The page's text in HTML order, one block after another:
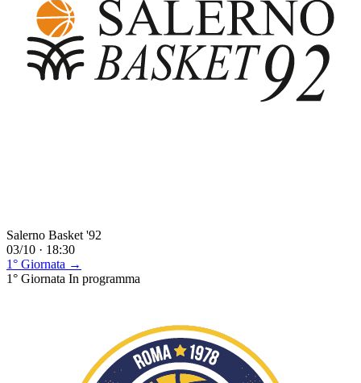
Salerno Basket '92
03/10 · 18:30
1° Giornata →
1° Giornata In programma